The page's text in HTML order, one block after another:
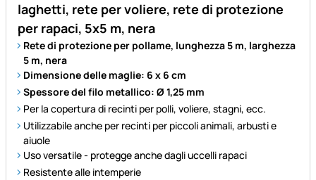
laghetti, rete per voliere, rete di protezione
per rapaci, 5x5 m, nera
Rete di protezione per pollame, lunghezza 5 m, larghezza
5 m, nera
Dimensione delle maglie: 6 x 6 cm
Spessore del filo metallico: Ø 1,25 mm
Per la copertura di recinti per polli, voliere, stagni, ecc.
Utilizzabile anche per recinti per piccoli animali, arbusti e
aiuole
Uso versatile - protegge anche dagli uccelli rapaci
Resistente alle intemperie